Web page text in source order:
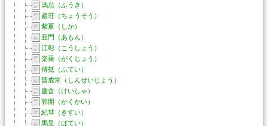
馮忌（ふうき）
趙荘（ちょうそう）
紫夏（しか）
亜門（あもん）
江彰（こうしょう）
楽乗（がくじょう）
傅抵（ふてい）
晋成常（しんせいじょう）
慶舎（けいしゃ）
郭開（かくかい）
紀彗（きすい）
馬呈（ばてい）